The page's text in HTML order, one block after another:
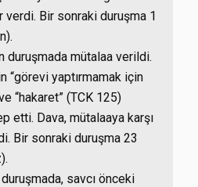
Bir sonraki duruşma 1
duruşmada mütalaa verildi.
“görevi yaptırmamak için
“hakaret” (TCK 125)
etti. Dava, mütalaaya karşı
Bir sonraki duruşma 23
savcı önceki